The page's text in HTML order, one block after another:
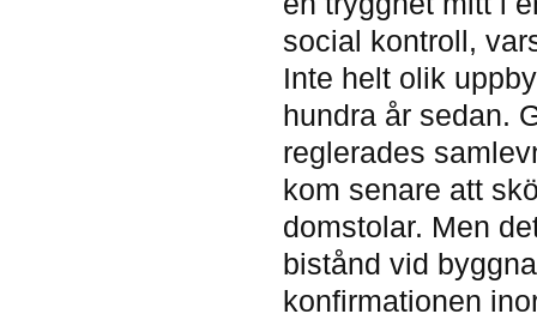
social kontroll,
Inte helt olik
hundra år sedan.
reglerades
kom senare att
domstolar. Men
bistånd vid
konfirmationen